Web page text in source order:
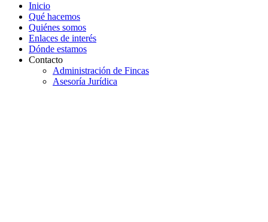
Inicio
Qué hacemos
Quiénes somos
Enlaces de interés
Dónde estamos
Contacto
Administración de Fincas
Asesoría Jurídica